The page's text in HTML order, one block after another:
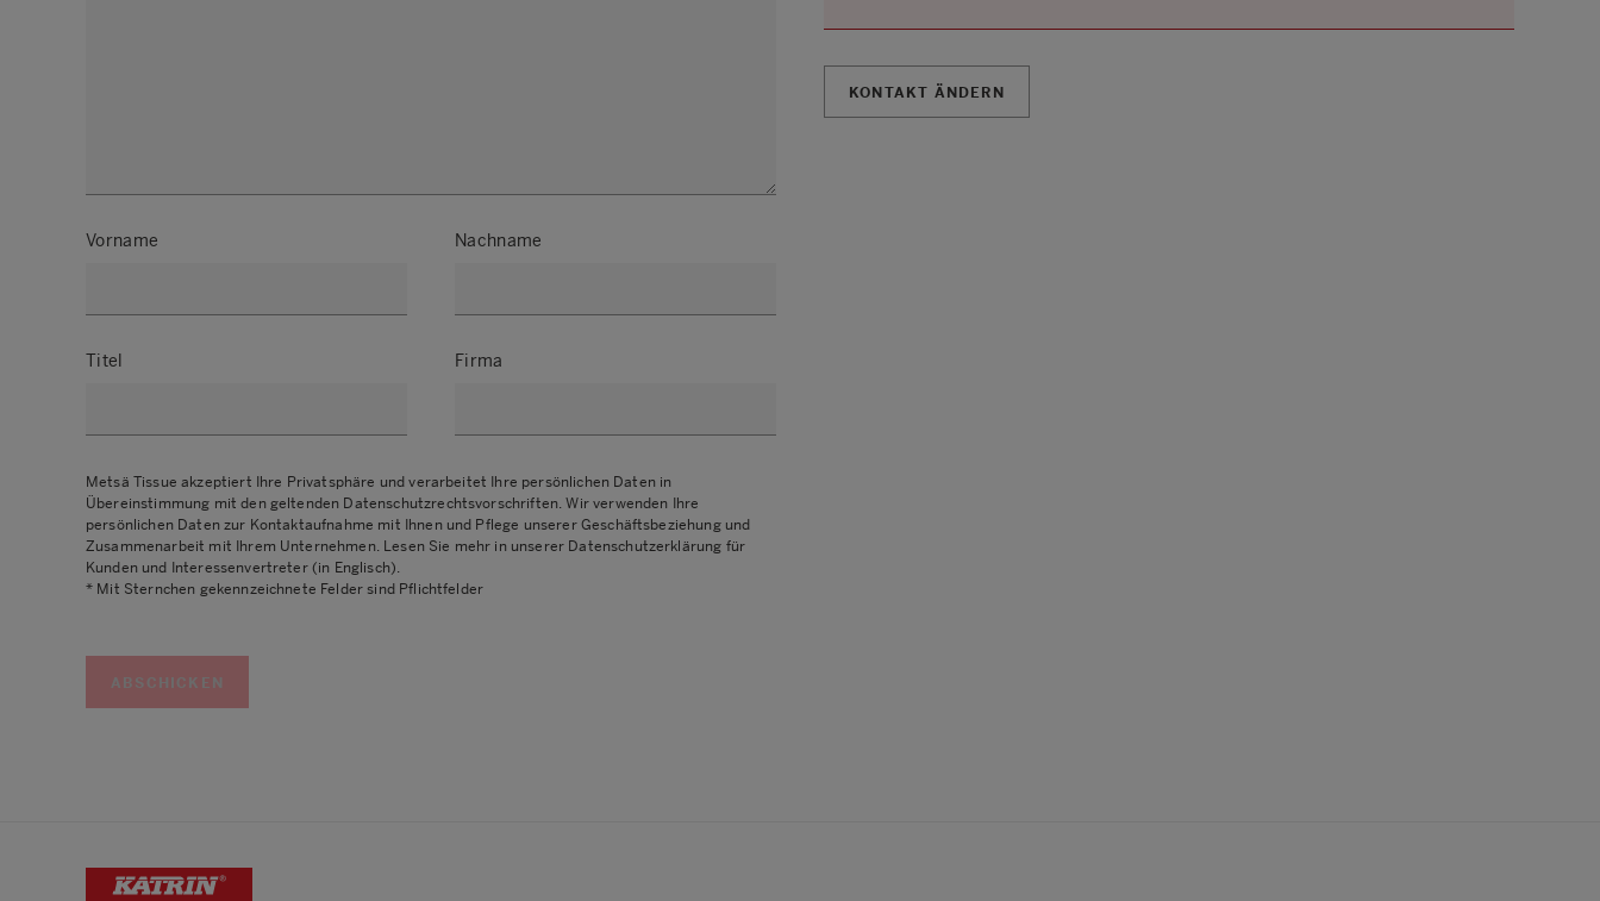
Vorname Nachname
Titel Firma
Metsä Tissue akzeptiert Ihre Privatsphäre und verarbeitet Ihre persönlichen Daten in
Übereinstimmung mit den geltenden Datenschutzrechtsvorschriften. Wir verwenden Ihre
persönlichen Daten zur Kontaktaufnahme mit Ihnen und Pflege unserer Geschäftsbeziehung und
Zusammenarbeit mit Ihrem Unternehmen. Lesen Sie mehr in unserer Datenschutzerklärung für
Kunden und Interessenvertreter (in Englisch).
* Mit Sternchen gekennzeichnete Felder sind Pflichtfelder
ABSCHICKEN
KONTAKT ÄNDERN